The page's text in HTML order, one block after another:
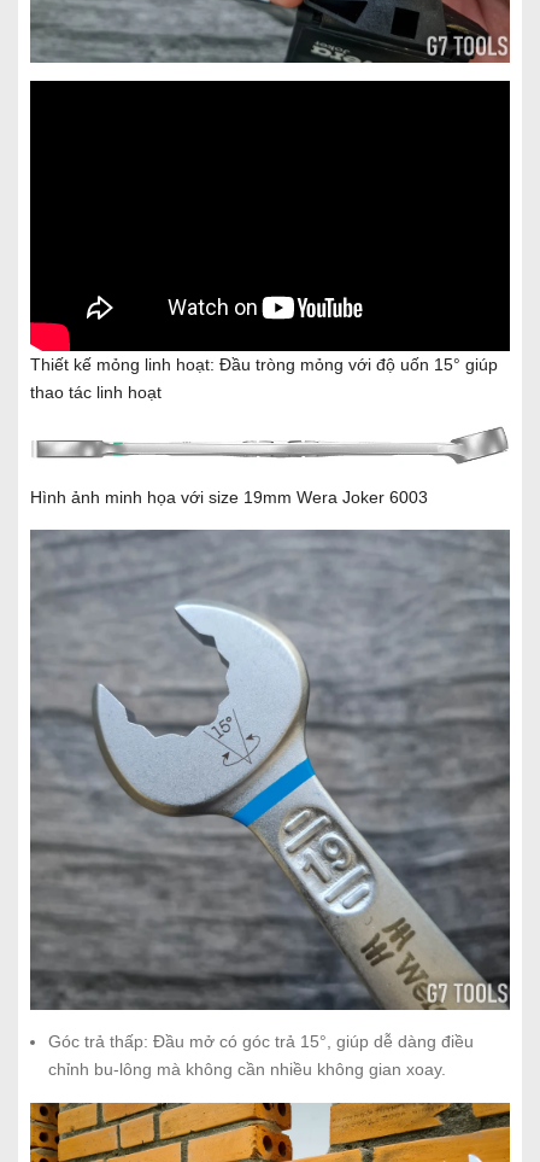
Thiết kế mỏng linh hoạt: Đầu tròng mỏng với độ uốn 15° giúp
thao tác linh hoạt
Hình ảnh minh họa với size 19mm Wera Joker 6003
Góc trả thấp: Đầu mở có góc trả 15°, giúp dễ dàng điều
chỉnh bu-lông mà không cần nhiều không gian xoay.